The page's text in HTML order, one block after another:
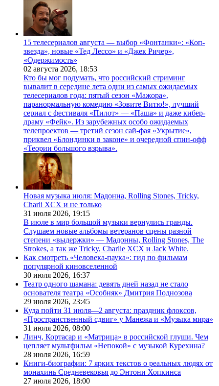
15 телесериалов августа — выбор «Фонтанки»: «Коп-
звезда», новые «Тед Лессо» и «Джек Ричер»,
«Одержимость»
02 августа 2026, 18:53
Кто бы мог подумать, что российский стриминг
вывалит в середине лета одни из самых ожидаемых
телесериалов года: пятый сезон «Мажора»,
паранормальную комедию «Зовите Витю!», лучший
сериал с фестиваля «Пилот» — «Паша» и даже кибер-
драму «Фейк». Из зарубежных особо ожидаемых
телепроектов — третий сезон сай-фая «Укрытие»,
приквел «Блондинки в законе» и очередной спин-офф
«Теории большого взрыва».
Новая музыка июля: Мадонна, Rolling Stones, Tricky,
Charli XCX и не только
31 июля 2026, 19:15
В июле в мир большой музыки вернулись гранды.
Слушаем новые альбомы ветеранов сцены разной
степени «выдержки» — Мадонны, Rolling Stones, The
Strokes, а так же Tricky, Charlie XCX и Jack White.
Как смотреть «Человека-паука»: гид по фильмам
популярной киновселенной
30 июля 2026, 16:37
Театр одного шамана: девять дней назад не стало
основателя театра «Особняк» Дмитрия Поднозова
29 июля 2026, 23:45
Куда пойти 31 июля—2 августа: праздник флоксов,
«Пространственный сдвиг» у Манежа и «Музыка мира»
31 июля 2026, 08:00
Линч, Кортасар и «Матрица» в российской глуши. Чем
цепляет мультфильм «Непокой» с музыкой Курехина?
28 июля 2026, 16:59
Книги-биографии: 7 ярких текстов о реальных людях от
монахинь Средневековья до Энтони Хопкинса
27 июля 2026, 18:00